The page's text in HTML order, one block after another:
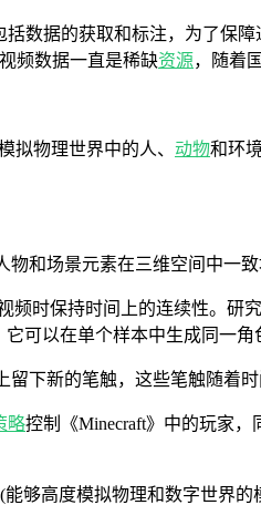
数据的获取和标注，为了保
频数据一直是稀缺资源，随着
拟物理世界中的人、 动物和环
和场景元素在三维空间中一致
频时保持时间上的连续性。研
可以在单个样本中生成同一
下新的笔触，这些笔触随着
略控制《Minecraft》中的玩家
够高度模拟物理和数字世界